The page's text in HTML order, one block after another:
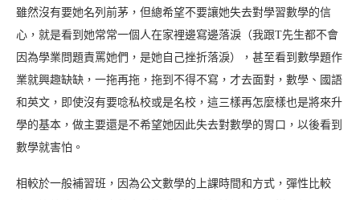
雖然沒有要她名列前茅，但總希望不要讓她失去對學習數學的信
心，就是看到她常常一個人在家裡邊寫邊落淚（我跟T先生都不會
因為學業問題責罵她們，是她自己挫折落淚），甚至看到數學題作
業就興趣缺缺，一拖再拖，拖到不得不寫，才去面對，數學、國語
和英文，即使沒有要唸私校或是名校，這三樣再怎麼樣也是將來升
學的基本，做主要還是不希望她因此失去對數學的胃口，以後看到
數學就害怕。
相較於一般補習班，因為公文數學的上課時間和方式，彈性比較